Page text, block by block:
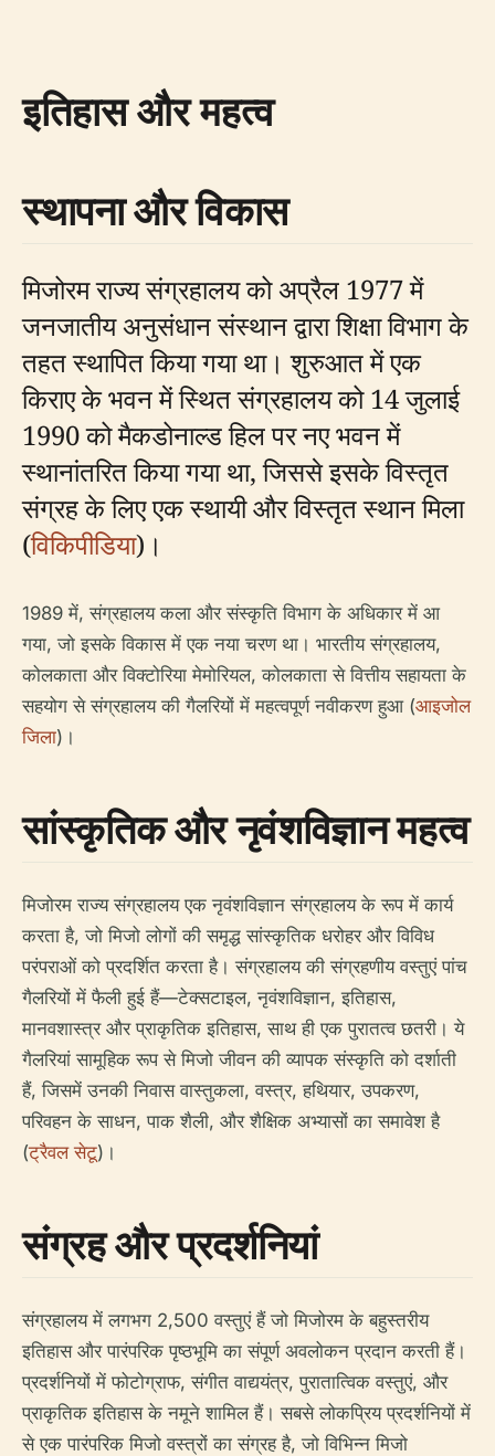
इतिहास और महत्व
स्थापना और विकास
मिजोरम राज्य संग्रहालय को अप्रैल 1977 में
जनजातीय अनुसंधान संस्थान द्वारा शिक्षा विभाग के
तहत स्थापित किया गया था। शुरुआत में एक
किराए के भवन में स्थित संग्रहालय को 14 जुलाई
1990 को मैकडोनाल्ड हिल पर नए भवन में
स्थानांतरित किया गया था, जिससे इसके विस्तृत
संग्रह के लिए एक स्थायी और विस्तृत स्थान मिला
(विकिपीडिया)।
1989 में, संग्रहालय कला और संस्कृति विभाग के अधिकार में आ
गया, जो इसके विकास में एक नया चरण था। भारतीय संग्रहालय,
कोलकाता और विक्टोरिया मेमोरियल, कोलकाता से वित्तीय सहायता के
सहयोग से संग्रहालय की गैलरियों में महत्वपूर्ण नवीकरण हुआ (आइजोल
जिला)।
सांस्कृतिक और नृवंशविज्ञान महत्व
मिजोरम राज्य संग्रहालय एक नृवंशविज्ञान संग्रहालय के रूप में कार्य
करता है, जो मिजो लोगों की समृद्ध सांस्कृतिक धरोहर और विविध
परंपराओं को प्रदर्शित करता है। संग्रहालय की संग्रहणीय वस्तुएं पांच
गैलरियों में फैली हुई हैं—टेक्सटाइल, नृवंशविज्ञान, इतिहास,
मानवशास्त्र और प्राकृतिक इतिहास, साथ ही एक पुरातत्व छतरी। ये
गैलरियां सामूहिक रूप से मिजो जीवन की व्यापक संस्कृति को दर्शाती
हैं, जिसमें उनकी निवास वास्तुकला, वस्त्र, हथियार, उपकरण,
परिवहन के साधन, पाक शैली, और शैक्षिक अभ्यासों का समावेश है
(ट्रैवल सेटू)।
संग्रह और प्रदर्शनियां
संग्रहालय में लगभग 2,500 वस्तुएं हैं जो मिजोरम के बहुस्तरीय
इतिहास और पारंपरिक पृष्ठभूमि का संपूर्ण अवलोकन प्रदान करती हैं।
प्रदर्शनियों में फोटोग्राफ, संगीत वाद्ययंत्र, पुरातात्विक वस्तुएं, और
प्राकृतिक इतिहास के नमूने शामिल हैं। सबसे लोकप्रिय प्रदर्शनियों में
से एक पारंपरिक मिजो वस्त्रों का संग्रह है, जो विभिन्न मिजो